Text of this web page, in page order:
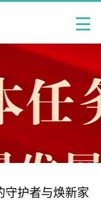
守护者与焕新家